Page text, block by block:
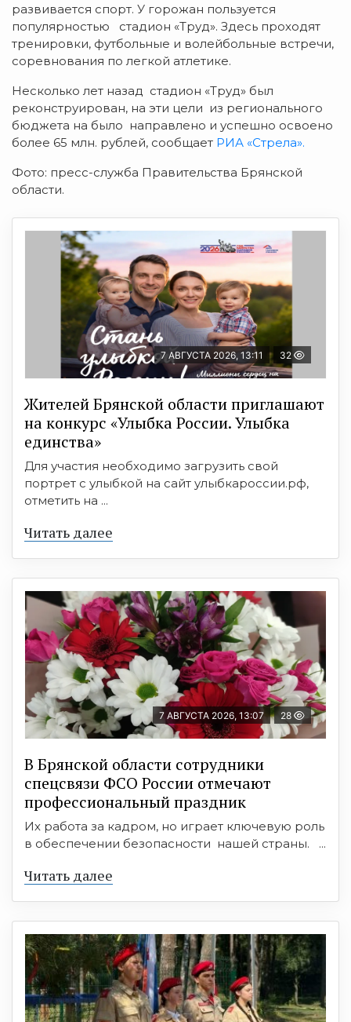
развивается спорт. У горожан пользуется
популярностью стадион «Труд». Здесь проходят
тренировки, футбольные и волейбольные встречи,
соревнования по легкой атлетике.
Несколько лет назад стадион «Труд» был
реконструирован, на эти цели из регионального
бюджета на было направлено и успешно освоено
более 65 млн. рублей, сообщает РИА «Стрела».
Фото: пресс-служба Правительства Брянской
области.
7 АВГУСТА 2026, 13:11 32
Жителей Брянской области приглашают
на конкурс «Улыбка России. Улыбка
единства»
Для участия необходимо загрузить свой
портрет с улыбкой на сайт улыбкароссии.рф,
отметить на ...
Читать далее
7 АВГУСТА 2026, 13:07 28
В Брянской области сотрудники
спецсвязи ФСО России отмечают
профессиональный праздник
Их работа за кадром, но играет ключевую роль
в обеспечении безопасности нашей страны. ...
Читать далее